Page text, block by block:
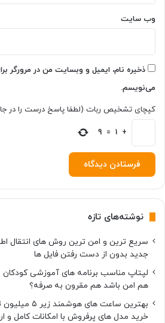
ا
ی
ن
ر
ک
س
ت
وب‌ سایت
ذخیره نام، ایمیل و وبسایت من در مرورگر
می‌نویسم.
کپچای تشخیص ربات (لطفا پاسخ درست را در
+
1
=
9
نوشته‌های تازه
سریع ترین و امن ترین روش های انتقال
جدید بدون از دست رفتن فایل ها
لپتاپ مناسب برنامه های آموزشی کودکان
هم امن باشد هم مقرون به صرفه؟
بهترین ساعت
خرید مدل های پرفروش با امکانات کامل و